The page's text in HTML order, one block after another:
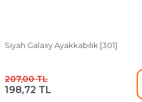
Siyah Galaxy Ayakkabılık [301]
207,00 TL
198,72 TL